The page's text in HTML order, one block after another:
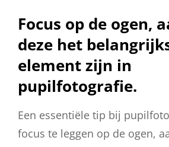
Focus op de ogen,
deze het
element zijn in
pupilfotografie.
Een essentiële tip bij
focus te leggen op de ogen,